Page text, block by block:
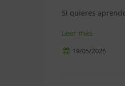
Leer más
19/05/2026